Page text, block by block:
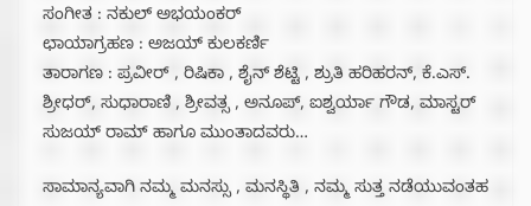
ಸಂಗೀತ : ನಕುಲ್ ಅಭಯಂಕರ್
ಛಾಯಾಗ್ರಹಣ : ಅಜಯ್ ಕುಲಕರ್ಣಿ
ತಾರಾಗಣ : ಪ್ರವೀರ್ , ರಿಷಿಕಾ , ಶೈನ್ ಶೆಟ್ಟಿ , ಶ್ರುತಿ ಹರಿಹರನ್, ಕೆ.ಎಸ್.
ಶ್ರೀಧರ್, ಸುಧಾರಾಣಿ , ಶ್ರೀವತ್ಸ , ಅನೂಪ್, ಐಶ್ವರ್ಯಾ ಗೌಡ, ಮಾಸ್ಟರ್
ಸುಜಯ್ ರಾಮ್ ಹಾಗೂ ಮುಂತಾದವರು…
ಸಾಮಾನ್ಯವಾಗಿ ನಮ್ಮ ಮನಸ್ಸು , ಮನಸ್ಥಿತಿ , ನಮ್ಮ ಸುತ್ತ ನಡೆಯುವಂತಹ